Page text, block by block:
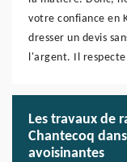
votre confiance en
dresser un devis
l'argent. Il respecte
Les travaux de
Chantecoq
avoisinantes